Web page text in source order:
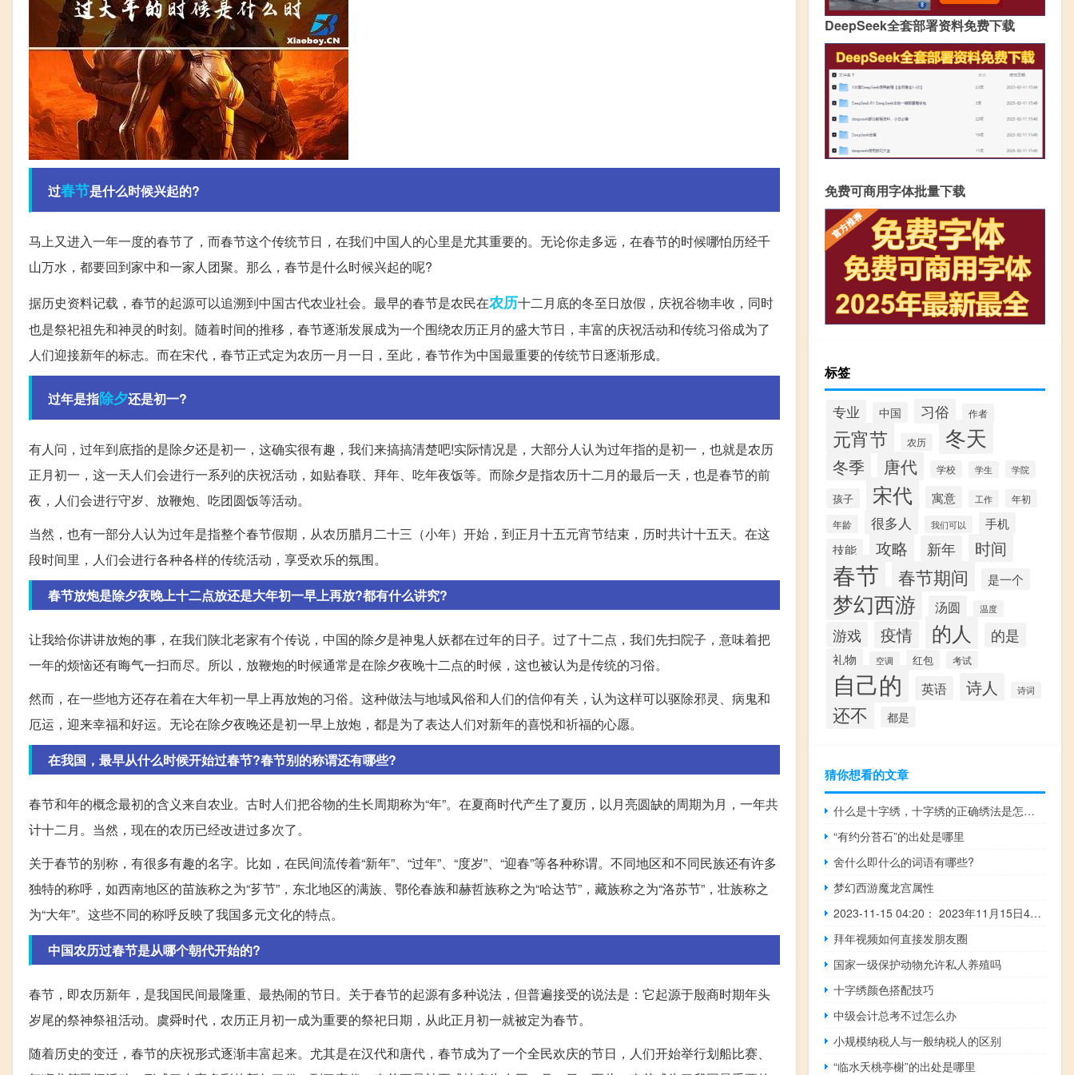
过春节是什么时候兴起的?
马上又进入一年一度的春节了，而春节这个传统节日，在我们中国人的心里是尤其重要的。无论你走多远，在春节的时候哪怕历经千
山万水，都要回到家中和一家人团聚。那么，春节是什么时候兴起的呢?
据历史资料记载，春节的起源可以追溯到中国古代农业社会。最早的春节是农民在农历十二月底的冬至日放假，庆祝谷物丰收，同时
也是祭祀祖先和神灵的时刻。随着时间的推移，春节逐渐发展成为一个围绕农历正月的盛大节日，丰富的庆祝活动和传统习俗成为了
人们迎接新年的标志。而在宋代，春节正式定为农历一月一日，至此，春节作为中国最重要的传统节日逐渐形成。
过年是指除夕还是初一?
有人问，过年到底指的是除夕还是初一，这确实很有趣，我们来搞搞清楚吧!实际情况是，大部分人认为过年指的是初一，也就是农历
正月初一，这一天人们会进行一系列的庆祝活动，如贴春联、拜年、吃年夜饭等。而除夕是指农历十二月的最后一天，也是春节的前
夜，人们会进行守岁、放鞭炮、吃团圆饭等活动。
当然，也有一部分人认为过年是指整个春节假期，从农历腊月二十三（小年）开始，到正月十五元宵节结束，历时共计十五天。在这
段时间里，人们会进行各种各样的传统活动，享受欢乐的氛围。
春节放炮是除夕夜晚上十二点放还是大年初一早上再放?都有什么讲究?
让我给你讲讲放炮的事，在我们陕北老家有个传说，中国的除夕是神鬼人妖都在过年的日子。过了十二点，我们先扫院子，意味着把
一年的烦恼还有晦气一扫而尽。所以，放鞭炮的时候通常是在除夕夜晚十二点的时候，这也被认为是传统的习俗。
然而，在一些地方还存在着在大年初一早上再放炮的习俗。这种做法与地域风俗和人们的信仰有关，认为这样可以驱除邪灵、病鬼和
厄运，迎来幸福和好运。无论在除夕夜晚还是初一早上放炮，都是为了表达人们对新年的喜悦和祈福的心愿。
在我国，最早从什么时候开始过春节?春节别的称谓还有哪些?
春节和年的概念最初的含义来自农业。古时人们把谷物的生长周期称为“年”。在夏商时代产生了夏历，以月亮圆缺的周期为月，一年共
计十二月。当然，现在的农历已经改进过多次了。
关于春节的别称，有很多有趣的名字。比如，在民间流传着“新年”、“过年”、“度岁”、“迎春”等各种称谓。不同地区和不同民族还有许多
独特的称呼，如西南地区的苗族称之为“芗节”，东北地区的满族、鄂伦春族和赫哲族称之为“哈达节”，藏族称之为“洛苏节”，壮族称之
为“大年”。这些不同的称呼反映了我国多元文化的特点。
中国农历过春节是从哪个朝代开始的?
春节，即农历新年，是我国民间最隆重、最热闹的节日。关于春节的起源有多种说法，但普遍接受的说法是：它起源于殷商时期年头
岁尾的祭神祭祖活动。虞舜时代，农历正月初一成为重要的祭祀日期，从此正月初一就被定为春节。
随着历史的变迁，春节的庆祝形式逐渐丰富起来。尤其是在汉代和唐代，春节成为了一个全民欢庆的节日，人们开始举行划船比赛、
DeepSeek全套部署资料免费下载
免费可商用字体批量下载
标签
专业 中国 习俗 作者
元宵节 农历 冬天
冬季 唐代 学校 学生 学院
孩子 宋代 寓意 工作
年初
年龄
很多人 我们可以
手机
技能
攻略 新年 时间
春节 春节期间 是一个
梦幻西游 汤圆 温度
游戏 疫情 的人 的是
礼物 空调 红包 考试
自己的 英语 诗人 诗词
还不 都是
猜你想看的文章
什么是十字绣，十字绣的正确绣法是怎样绣的？
“有约分苔石”的出处是哪里
舍什么即什么的词语有哪些?
梦幻西游魔龙宫属性
2023-11-15 04:20： 2023年11月15日4时15分，G2京沪高速淮安段由于雾霾，刘老庄至施河限速80公里/小时。 ​​​
拜年视频如何直接发朋友圈
国家一级保护动物允许私人养殖吗
十字绣颜色搭配技巧
中级会计总考不过怎么办
小规模纳税人与一般纳税人的区别
“临水夭桃亭榭”的出处是哪里